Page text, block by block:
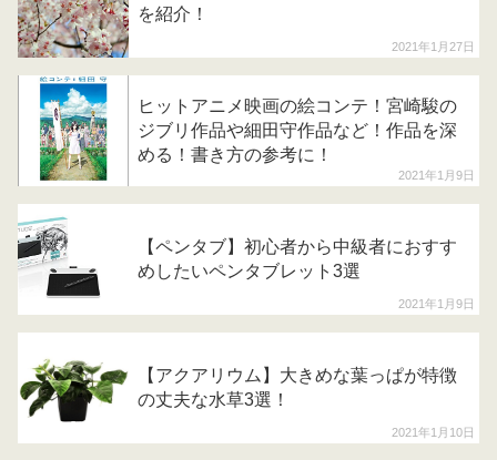
2021年1月27日
を紹介！
2021年1月9日
ヒットアニメ映画の絵コンテ！宮崎駿の
ジブリ作品や細田守作品など！作品を深
める！書き方の参考に！
2021年1月9日
【ペンタブ】初心者から中級者におすす
めしたいペンタブレット3選
2021年1月10日
【アクアリウム】大きめな葉っぱが特徴
の丈夫な水草3選！